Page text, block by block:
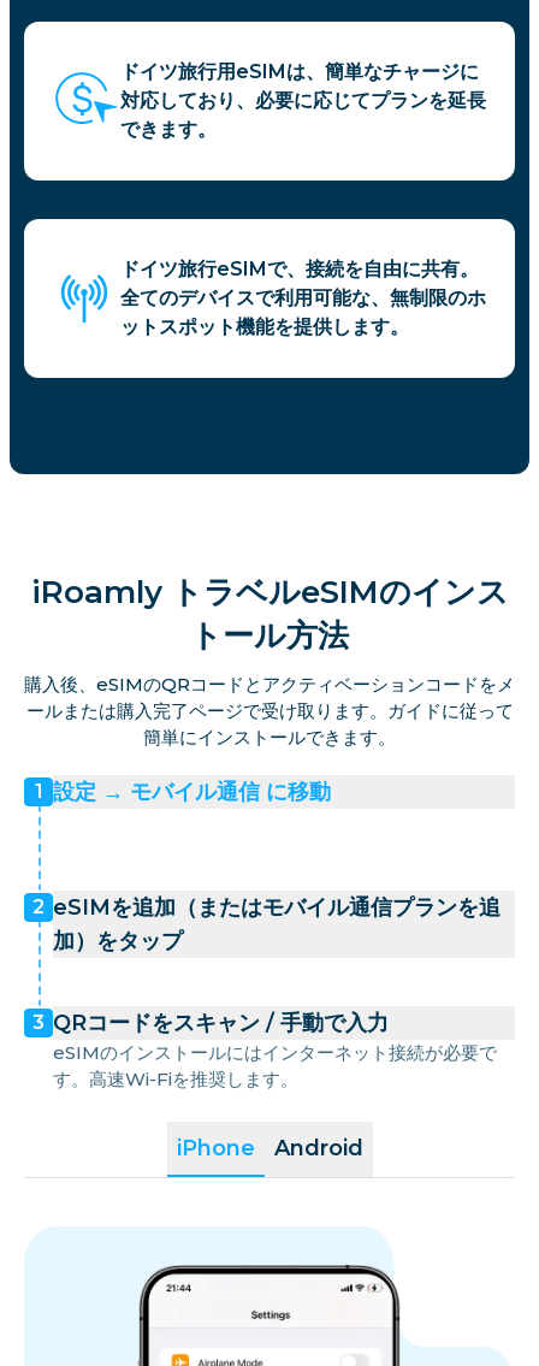
ドイツ旅行用eSIMは、簡単なチャージに
対応しており、必要に応じてプランを延長
できます。
ドイツ旅行eSIMで、接続を自由に共有。
全てのデバイスで利用可能な、無制限のホ
ットスポット機能を提供します。
iRoamly トラベルeSIMのインス
トール方法
購入後、eSIMのQRコードとアクティベーションコードをメ
ールまたは購入完了ページで受け取ります。ガイドに従って
簡単にインストールできます。
iPhone Android
1 設定 → モバイル通信 に移動
2 eSIMを追加（またはモバイル通信プランを追
加）をタップ
3 QRコードをスキャン / 手動で入力
eSIMのインストールにはインターネット接続が必要で
す。高速Wi-Fiを推奨します。